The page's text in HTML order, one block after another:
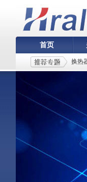
首页
换热